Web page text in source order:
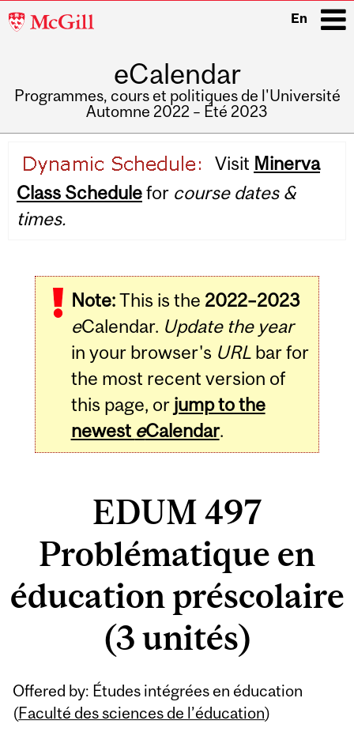
McGill
En
eCalendar
Programmes, cours et politiques de l'Université
Automne 2022 – Été 2023
navigation
Visit Minerva
Class Schedulefor course dates &
times.
Note:This is the 2022–2023
eCalendar. Update the year
in your browser's URLbar for
the most recent version of
this page, or jump to the
newest eCalendar.
EDUM 497
Problématique en
éducation préscolaire
(3 unités)
Offered by: Études intégrées en éducation
(Faculté des sciences de l’éducation)
Related
Content